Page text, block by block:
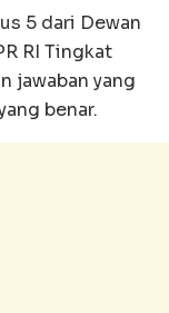
5 dari Dewan
RI Tingkat
jawaban yang
benar.